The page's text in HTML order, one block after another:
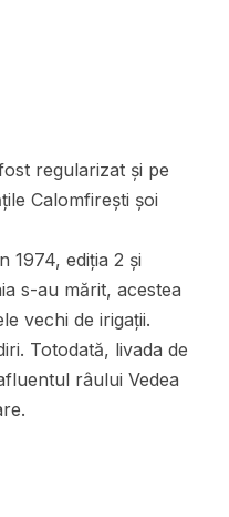
regularizat și pe
Calomfirești șoi
1974, ediția 2 și
s-au mărit, acestea
vechi de irigații.
Totodată, livada de
râului Vedea